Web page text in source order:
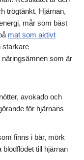
trögtänkt. Hjärnan,
mår som bäst
mat som aktivt
starkare
som är
avokado och
för hjärnans
finns i bär, mörk
till hjärnan